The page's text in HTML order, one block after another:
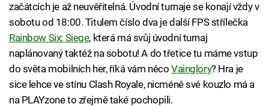
začátcích je až neuvěřitelná. Úvodní turnaje se konají vždy v
sobotu od 18:00. Titulem číslo dva je další FPS střílečka
Rainbow Six: Siege, která má svůj úvodní turnaj
naplánovaný taktéž na sobotu! A do třetice tu máme vstup
do světa mobilních her, říká vám něco Vainglory? Hra je
sice lehce ve stínu Clash Royale, nicméně své kouzlo má a
na PLAYzone to zřejmě také pochopili.